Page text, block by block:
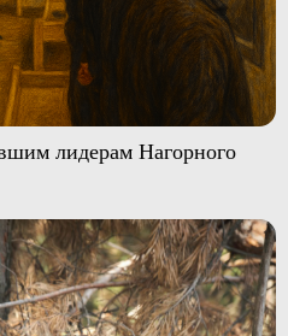
лидерам Нагорного